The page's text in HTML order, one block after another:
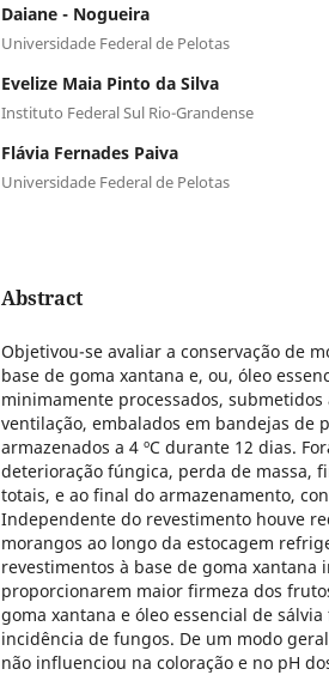
Daiane - Nogueira
Universidade Federal de Pelotas
Evelize Maia Pinto da Silva
Instituto Federal Sul Rio-Grandense
Flávia Fernades Paiva
Universidade Federal de Pelotas
Abstract
Objetivou-se avaliar a conservação de
base de goma xantana e, ou, óleo
minimamente processados, submetidos
ventilação, embalados em bandejas de
armazenados a 4 ºC durante 12 dias.
deterioração fúngica, perda de massa,
totais, e ao final do armazenamento,
Independente do revestimento houve
morangos ao longo da estocagem
revestimentos à base de goma
proporcionarem maior firmeza dos
goma xantana e óleo essencial de
incidência de fungos. De um modo
não influenciou na coloração e no pH